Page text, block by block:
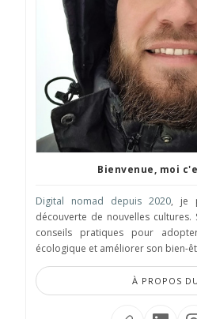
Bienvenue, moi
Digital nomad depuis 2020, je
découverte de nouvelles
conseils pratiques pour
écologique et améliorer son bien-
À PROPOS